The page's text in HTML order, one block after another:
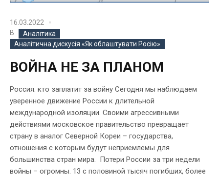
16.03.2022
В
Аналітика
Аналітична дискусія «Як облаштувати Росію»
ВОЙНА НЕ ЗА ПЛАНОМ
Россия: кто заплатит за войну Сегодня мы наблюдаем
уверенное движение России к длительной
международной изоляции. Своими агрессивными
действиями московское правительство превращает
страну в аналог Северной Кореи – государства,
отношения с которым будут неприемлемы для
большинства стран мира. Потери России за три недели
войны – огромны. 13 с половиной тысяч погибших, более